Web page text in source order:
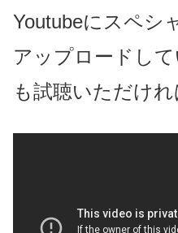
Youtubeにスペシ
アップロードし
も試聴いただけれ